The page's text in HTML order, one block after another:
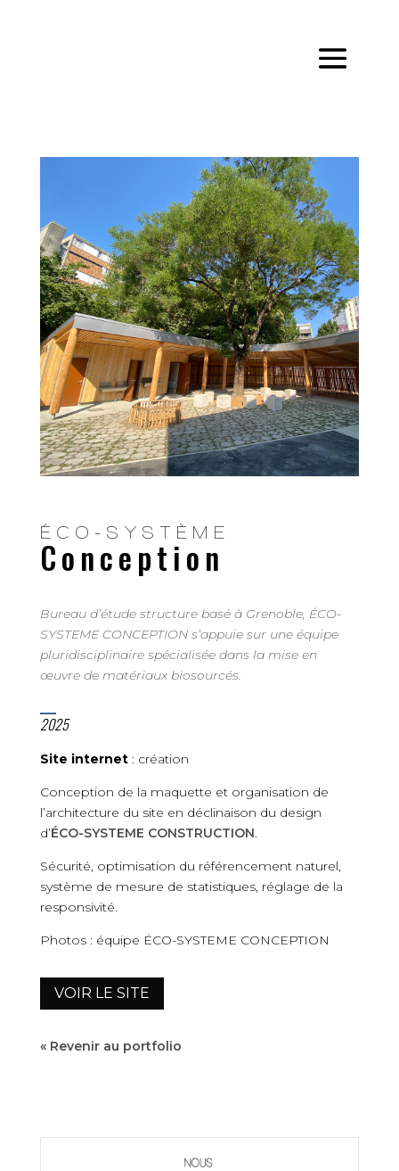
ÉCO-SYSTÈME
Conception
Bureau d’étude structure basé à Grenoble, ÉCO-
SYSTEME CONCEPTION s’appuie sur une équipe
pluridisciplinaire spécialisée dans la mise en
œuvre de matériaux biosourcés.
2025
Site internet: création
Conception de la maquette et organisation de
l’architecture du site en déclinaison du design
d’ÉCO-SYSTEME CONSTRUCTION.
Sécurité, optimisation du référencement naturel,
système de mesure de statistiques, réglage de la
responsivité.
Photos : équipe ÉCO-SYSTEME CONCEPTION
VOIR LE SITE
« Revenir au portfolio